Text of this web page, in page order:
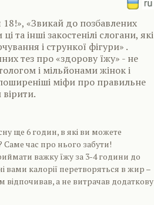
«Звикай до позбавлених
та інші закостенілі слогани, які
і стрункої фігури» .
тез про «здорову їжу» - не
і мільйонами жінок і
міфи про правильне
ще 6 годин, в які ви можете
час про нього забути!
важку їжу за 3-4 години до
вами калорії перетворяться в жир –
відпочивав, а не витрачав додаткову